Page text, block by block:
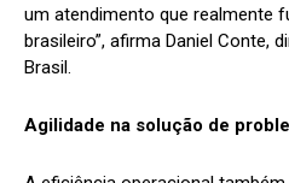
um atendimento que realmente
brasileiro”, afirma Daniel Conte,
Brasil.
Agilidade na solução de